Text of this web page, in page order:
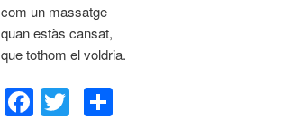
com un massatge
quan estàs cansat,
que tothom el voldria.
Facebook
Twitter